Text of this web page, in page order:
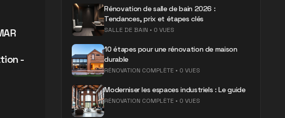
-
Rénovation de salle de bain 2026 :
Tendances, prix et étapes clés
SALLE DE BAIN • 0 VUES
10 étapes pour une rénovation de maison
durable
RÉNOVATION COMPLÈTE • 0 VUES
Moderniser les espaces industriels : Le guide
RÉNOVATION COMPLÈTE • 0 VUES